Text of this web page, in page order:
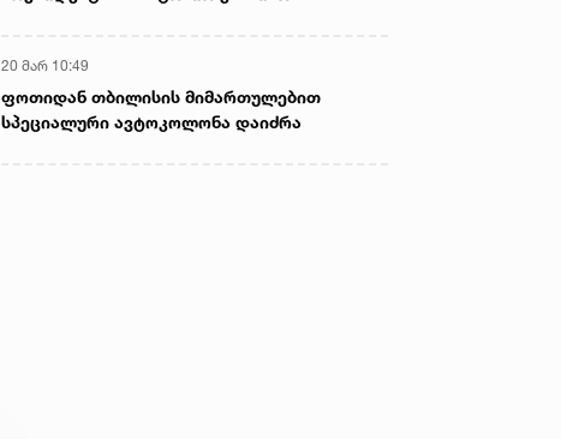
20 მარ 10:49
ფოთიდან თბილისის მიმართულებით
სპეციალური ავტოკოლონა დაიძრა